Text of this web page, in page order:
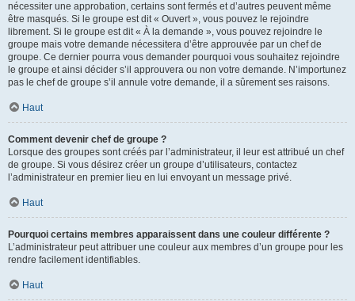
nécessiter une approbation, certains sont fermés et d’autres peuvent même
être masqués. Si le groupe est dit « Ouvert », vous pouvez le rejoindre
librement. Si le groupe est dit « À la demande », vous pouvez rejoindre le
groupe mais votre demande nécessitera d’être approuvée par un chef de
groupe. Ce dernier pourra vous demander pourquoi vous souhaitez rejoindre
le groupe et ainsi décider s’il approuvera ou non votre demande. N’importunez
pas le chef de groupe s’il annule votre demande, il a sûrement ses raisons.
Haut
Comment devenir chef de groupe ?
Lorsque des groupes sont créés par l’administrateur, il leur est attribué un chef
de groupe. Si vous désirez créer un groupe d’utilisateurs, contactez
l’administrateur en premier lieu en lui envoyant un message privé.
Haut
Pourquoi certains membres apparaissent dans une couleur différente ?
L’administrateur peut attribuer une couleur aux membres d’un groupe pour les
rendre facilement identifiables.
Haut